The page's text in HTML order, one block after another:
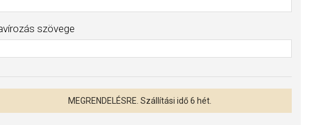
szövege
MEGRENDELÉSRE. Szállítási idő 6 hét.